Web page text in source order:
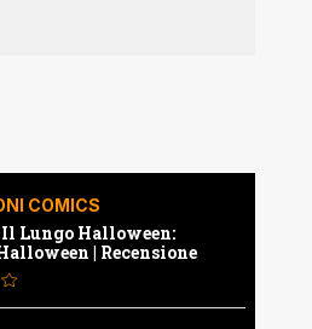
COMICS
Lungo Halloween:
| Recensione